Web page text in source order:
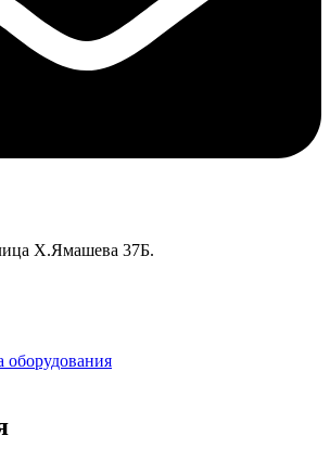
Х.Ямашева 37Б.
оборудования